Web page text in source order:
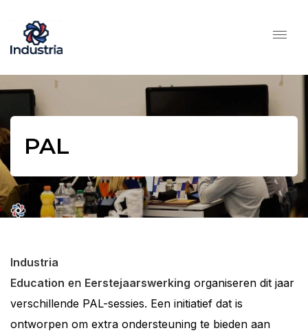
PAL
Industria
Education en Eerstejaarswerking organiseren dit jaar
verschillende PAL-sessies. Een initiatief dat is
ontworpen om extra ondersteuning te bieden aan